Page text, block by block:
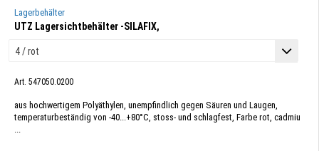
Lagerbehälter
UTZ Lagersichtbehälter -SILAFIX,
Art. 547050.0200
aus hochwertigem Polyäthylen, unempfindlich gegen Säuren und Laugen,
temperaturbeständig von -40...+80°C, stoss- und schlagfest, Farbe rot, cadmiu
...